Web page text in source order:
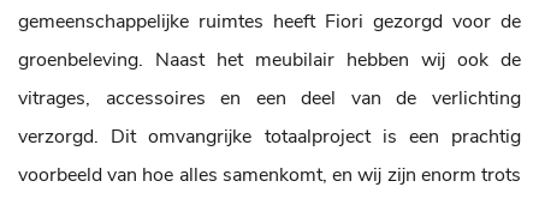
gemeenschappelijke ruimtes heeft Fiori gezorgd voor de
groenbeleving. Naast het meubilair hebben wij ook de
vitrages, accessoires en een deel van de verlichting
verzorgd. Dit omvangrijke totaalproject is een prachtig
voorbeeld van hoe alles samenkomt, en wij zijn enorm trots